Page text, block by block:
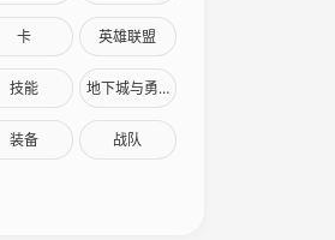
卡 英雄联盟
技能 地下城与勇士
装备 战队